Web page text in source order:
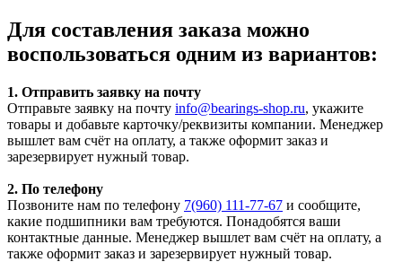
Для составления заказа можно
воспользоваться одним из вариантов:
1. Отправить заявку на почту
Отправьте заявку на почту info@bearings-shop.ru, укажите
товары и добавьте карточку/реквизиты компании. Менеджер
вышлет вам счёт на оплату, а также оформит заказ и
зарезервирует нужный товар.
2. По телефону
Позвоните нам по телефону 7(960) 111-77-67 и сообщите,
какие подшипники вам требуются. Понадобятся ваши
контактные данные. Менеджер вышлет вам счёт на оплату, а
также оформит заказ и зарезервирует нужный товар.